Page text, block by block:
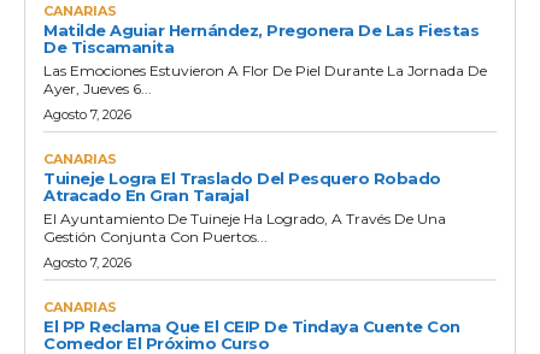
CANARIAS
Matilde Aguiar Hernández, Pregonera De Las Fiestas
De Tiscamanita
Las Emociones Estuvieron A Flor De Piel Durante La Jornada De
Ayer, Jueves 6...
Agosto 7, 2026
CANARIAS
Tuineje Logra El Traslado Del Pesquero Robado
Atracado En Gran Tarajal
El Ayuntamiento De Tuineje Ha Logrado, A Través De Una
Gestión Conjunta Con Puertos...
Agosto 7, 2026
CANARIAS
El PP Reclama Que El CEIP De Tindaya Cuente Con
Comedor El Próximo Curso